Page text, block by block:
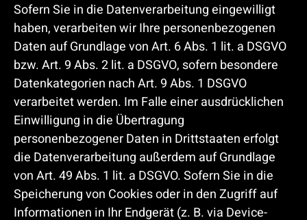
Sofern Sie in die Datenverarbeitung eingewilligt
haben, verarbeiten wir Ihre personenbezogenen
Daten auf Grundlage von Art. 6 Abs. 1 lit. a DSGVO
bzw. Art. 9 Abs. 2 lit. a DSGVO, sofern besondere
Datenkategorien nach Art. 9 Abs. 1 DSGVO
verarbeitet werden. Im Falle einer ausdrücklichen
Einwilligung in die Übertragung
personenbezogener Daten in Drittstaaten erfolgt
die Datenverarbeitung außerdem auf Grundlage
von Art. 49 Abs. 1 lit. a DSGVO. Sofern Sie in die
Speicherung von Cookies oder in den Zugriff auf
Informationen in Ihr Endgerät (z. B. via Device-